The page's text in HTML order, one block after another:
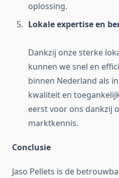
oplossing.
Lokale expertise en
Dankzij onze sterke
kunnen we snel en
binnen Nederland als
kwaliteit en
eerst voor ons dankzij
marktkennis.
Conclusie
Jaso Pellets is de